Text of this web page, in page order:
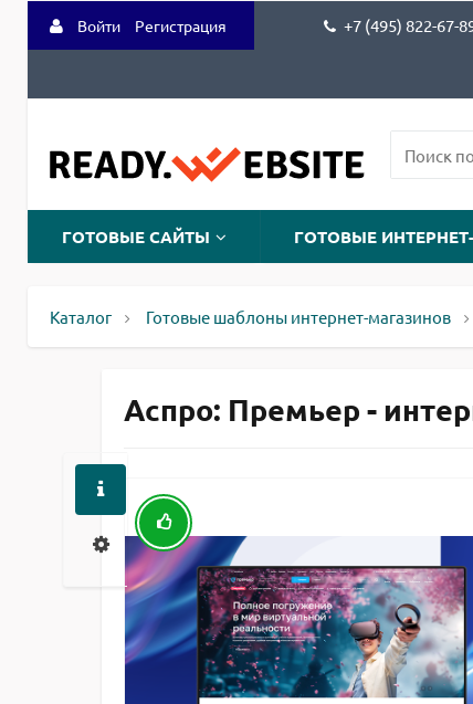
Войти Регистрация +7 (495) 822-67-
ГОТОВЫЕ САЙТЫ ГОТОВЫЕ
Каталог Готовые шаблоны интернет-магазинов
Аспро: Премьер -